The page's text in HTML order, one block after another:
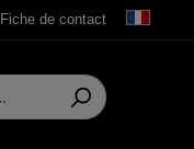
Fiche de contact